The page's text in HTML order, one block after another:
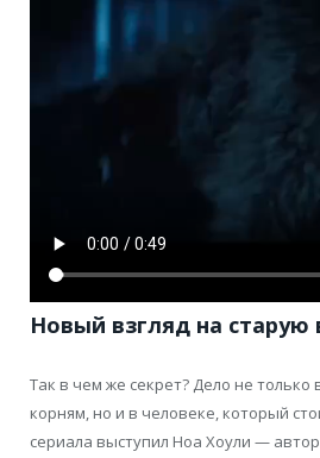
Новый взгляд на старую
Так в чем же секрет? Дело не
корням, но и в человеке, который
сериала выступил Ноа Хоули —